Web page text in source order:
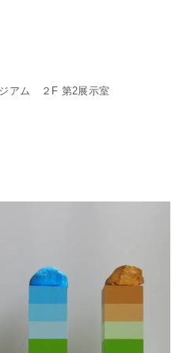
ジアム ２F 第2展示室